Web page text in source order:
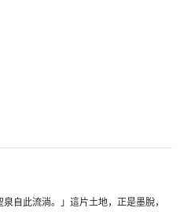
自此流淌。」這片土地，正是墨脫，